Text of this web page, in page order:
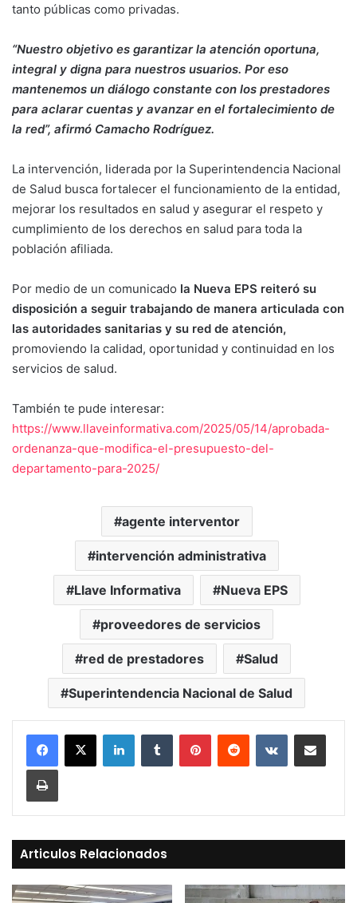
tanto públicas como privadas.
“Nuestro objetivo es garantizar la atención oportuna,
integral y digna para nuestros usuarios. Por eso
mantenemos un diálogo constante con los prestadores
para aclarar cuentas y avanzar en el fortalecimiento de
la red”, afirmó Camacho Rodríguez.
La intervención, liderada por la Superintendencia Nacional
de Salud busca fortalecer el funcionamiento de la entidad,
mejorar los resultados en salud y asegurar el respeto y
cumplimiento de los derechos en salud para toda la
población afiliada.
Por medio de un comunicado la Nueva EPS reiteró su
disposición a seguir trabajando de manera articulada con
las autoridades sanitarias y su red de atención,
promoviendo la calidad, oportunidad y continuidad en los
servicios de salud.
También te pude interesar:
https://www.llaveinformativa.com/2025/05/14/aprobada-
ordenanza-que-modifica-el-presupuesto-del-
departamento-para-2025/
agente interventor
intervención administrativa
Llave Informativa Nueva EPS
proveedores de servicios
red de prestadores Salud
Superintendencia Nacional de Salud
LinkedInTumblr PinterestReddit VKontakteCompartir vía Mail
Print
Articulos Relacionados